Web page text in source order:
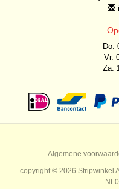
Do.
Vr.
Za.
Algemene
copyright © 2026 Stripwinkel